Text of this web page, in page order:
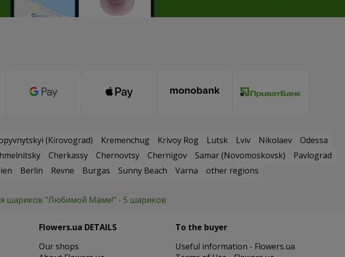
(Kirovograd) Kremenchug Krivoy Rog Lutsk Lviv Nikolaev
Odessa
Cherkassy Chernovtsy Chernigov Samar (Novomoskovsk)
Pavlograd
Berlin Revne Burgas Sunny Beach Varna other regions
шариков "Любимой Маме!" - 5 шариков
Flowers.ua DETAILS
Our shops
To the buyer
Useful information - Flowers.ua